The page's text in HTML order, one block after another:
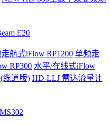
E20
航式iFlow RP1200 单频走
RP300 水平/在线式iFlow
缆道版) HD-LLJ 雷达流量计
MS302